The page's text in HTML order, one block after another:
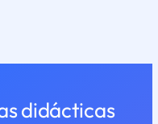
didácticas